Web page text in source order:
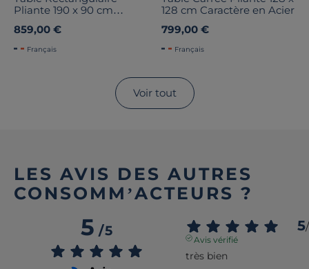
Pliante 190 x 90 cm
859,00 €
Français
128 cm Caractère en Acier
799,00 €
Français
Voir tout
LES AVIS DES AUTRES
CONSOMM’ACTEURS ?
5/5 5/
Avis vérifié
très bien